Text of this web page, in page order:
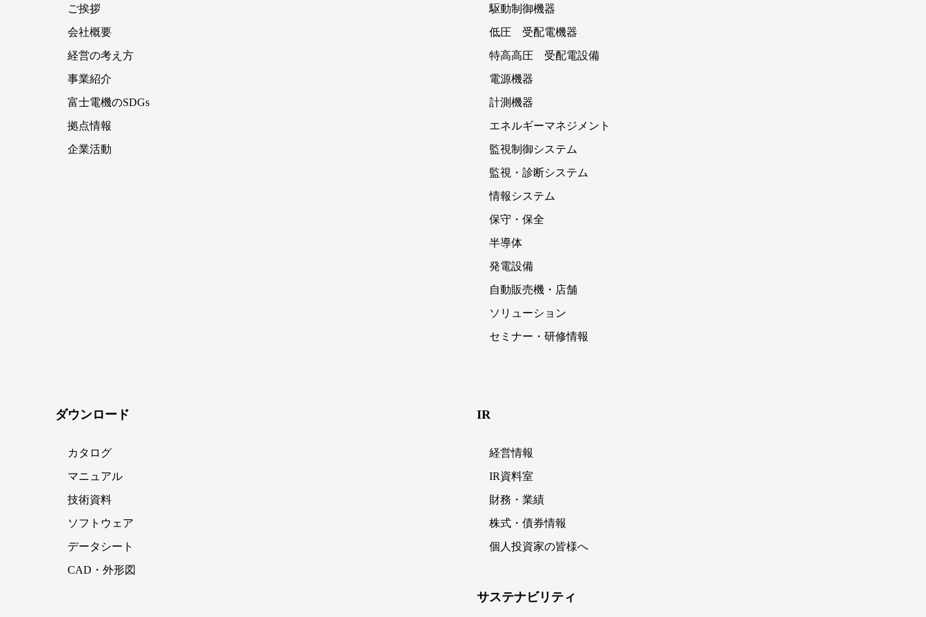
ご挨拶
会社概要
経営の考え方
事業紹介
富士電機のSDGs
拠点情報
企業活動
駆動制御機器
低圧 受配電機器
特高高圧 受配電設備
電源機器
計測機器
エネルギーマネジメント
監視制御システム
監視・診断システム
情報システム
保守・保全
半導体
発電設備
自動販売機・店舗
ソリューション
セミナー・研修情報
ダウンロード
カタログ
マニュアル
技術資料
ソフトウェア
データシート
CAD・外形図
IR
経営情報
IR資料室
財務・業績
株式・債券情報
個人投資家の皆様へ
サステナビリティ